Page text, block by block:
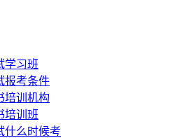
学习班
报考条件
培训机构
培训班
什么时候考